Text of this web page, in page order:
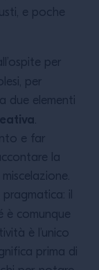
e poche
per
per
due elementi
.
e far
la
il
è comunque
è l’unico
prima di